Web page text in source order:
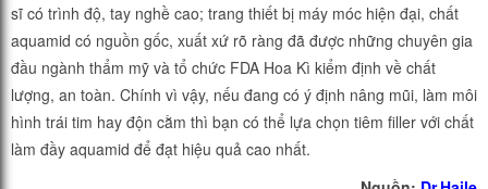
sĩ có trình độ, tay nghề cao; trang thiết bị máy móc hiện đại, chất
aquamid có nguồn gốc, xuất xứ rõ ràng đã được những chuyên gia
đầu ngành thẩm mỹ và tổ chức FDA Hoa Kì kiểm định về chất
lượng, an toàn. Chính vì vậy, nếu đang có ý định nâng mũi, làm môi
hình trái tim hay độn cằm thì bạn có thể lựa chọn tiêm filler với chất
làm đầy aquamid để đạt hiệu quả cao nhất.